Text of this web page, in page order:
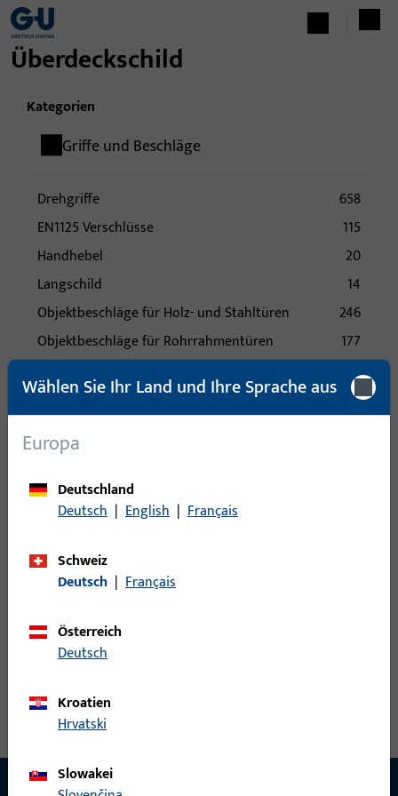
Überdeckschild
Kategorien
Griffe und Beschläge
Drehgriffe
658
EN1125 Verschlüsse
115
Handhebel
20
Langschild
14
Objektbeschläge für Holz- und Stahltüren
246
Objektbeschläge für Rohrrahmentüren
177
78
Schiebegriffmuschel
31
Stossgriff
Stoßgriffe
Ziehgriff
Wählen Sie Ihr Land und Ihre Sprache aus
Europa
Deutschland
Deutsch | English | Français
Schweiz
Deutsch | Français
Österreich
Deutsch
Kroatien
Hrvatski
Slowakei